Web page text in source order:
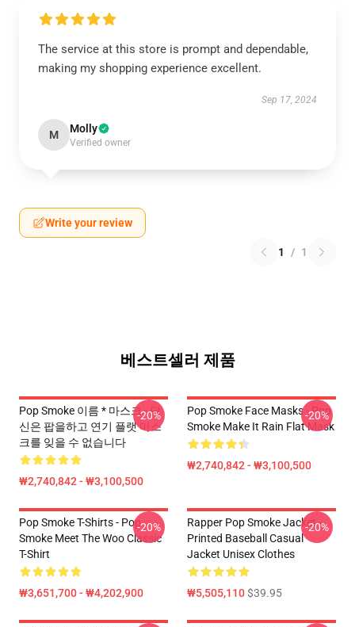
The service at this store is prompt and dependable,
making my shopping experience excellent.
Sep 17, 2024
M Molly
Verified owner
Write your review
1 / 1
베스트셀러 제품
Pop Smoke 이름 * 마스크 - 당
신은 팝을하고 연기 플랫 마스
크를 잊을 수 없습니다
₩2,740,842 - ₩3,100,500
-20%
Pop Smoke Face Masks - Pop
Smoke Make It Rain Flat Mask
₩2,740,842 - ₩3,100,500
-20%
Pop Smoke T-Shirts - Pop
Smoke Meet The Woo Classic
T-Shirt
₩3,651,700 - ₩4,202,900
-20%
Rapper Pop Smoke Jacket -
Printed Baseball Casual
Jacket Unisex Clothes
₩5,505,110$39.95
-20%